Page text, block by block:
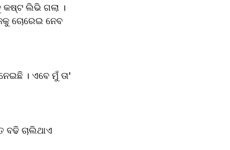
କଷ୍ଟ ଲିଭି ଗଲା ।
ଚୋରେଇ ନେବ
। ଏବେ ମୁଁ ତା'
ଚାଲିଥାଏ